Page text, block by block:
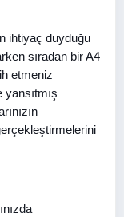
ihtiyaç duyduğu
sıradan bir A4
etmeniz
yansıtmış